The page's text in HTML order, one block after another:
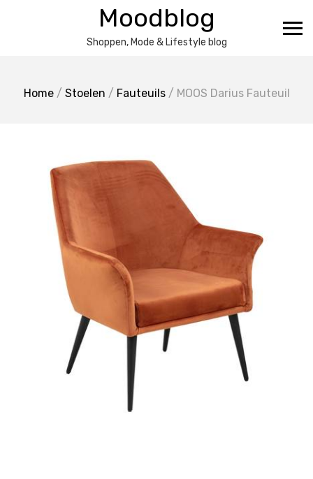
Moodblog
Shoppen, Mode & Lifestyle blog
Home/ Stoelen / Fauteuils/ MOOS Darius Fauteuil